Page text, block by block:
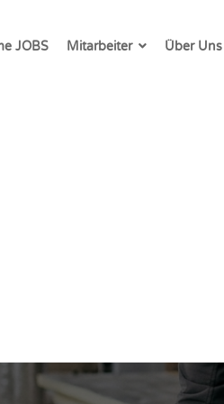
JOBS Mitarbeiter Über Uns